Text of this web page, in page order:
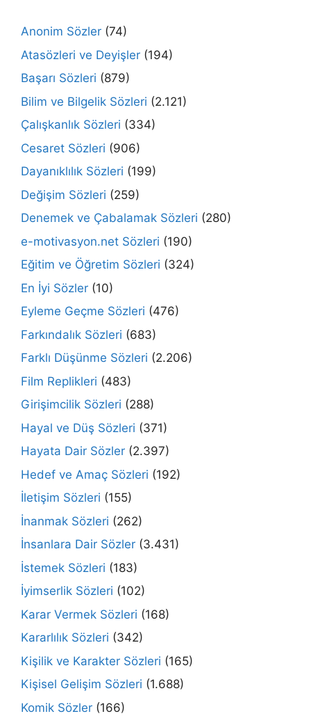
Anonim Sözler (74)
Atasözleri ve Deyişler (194)
Başarı Sözleri (879)
Bilim ve Bilgelik Sözleri (2.121)
Çalışkanlık Sözleri (334)
Cesaret Sözleri (906)
Dayanıklılık Sözleri (199)
Değişim Sözleri (259)
Denemek ve Çabalamak Sözleri (280)
e-motivasyon.net Sözleri (190)
Eğitim ve Öğretim Sözleri (324)
En İyi Sözler (10)
Eyleme Geçme Sözleri (476)
Farkındalık Sözleri (683)
Farklı Düşünme Sözleri (2.206)
Film Replikleri (483)
Girişimcilik Sözleri (288)
Hayal ve Düş Sözleri (371)
Hayata Dair Sözler (2.397)
Hedef ve Amaç Sözleri (192)
İletişim Sözleri (155)
İnanmak Sözleri (262)
İnsanlara Dair Sözler (3.431)
İstemek Sözleri (183)
İyimserlik Sözleri (102)
Karar Vermek Sözleri (168)
Kararlılık Sözleri (342)
Kişilik ve Karakter Sözleri (165)
Kişisel Gelişim Sözleri (1.688)
Komik Sözler (166)